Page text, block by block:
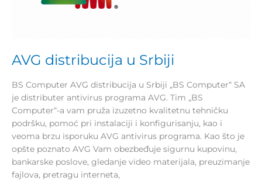
AVG distribucija u Srbiji
BS Computer AVG distribucija u Srbiji „BS Computer“ SA
je distributer antivirus programa AVG. Tim „BS
Computer“-a vam pruža izuzetno kvalitetnu tehničku
podršku, pomoć pri instalaciji i konfigurisanju, kao i
veoma brzu isporuku AVG antivirus programa. Kao što je
opšte poznato AVG Vam obezbeđuje sigurnu kupovinu,
bankarske poslove, gledanje video materijala, preuzimanje
fajlova, pretragu interneta,